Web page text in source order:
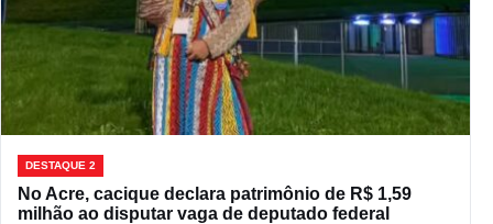
DESTAQUE 2
No Acre, cacique declara patrimônio de R$ 1,59
milhão ao disputar vaga de deputado federal